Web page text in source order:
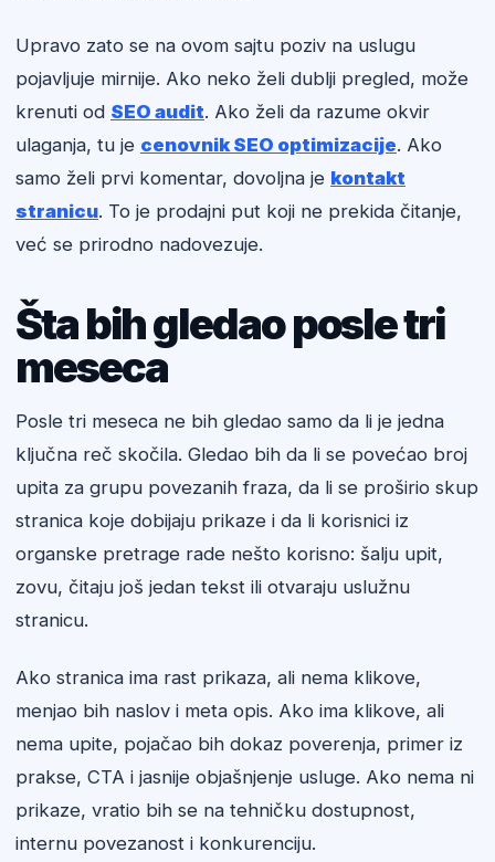
Upravo zato se na ovom sajtu poziv na uslugu
pojavljuje mirnije. Ako neko želi dublji pregled, može
krenuti od SEO audit. Ako želi da razume okvir
ulaganja, tu je cenovnik SEO optimizacije. Ako
samo želi prvi komentar, dovoljna je kontakt
stranicu. To je prodajni put koji ne prekida čitanje,
već se prirodno nadovezuje.
Šta bih gledao posle tri
meseca
Posle tri meseca ne bih gledao samo da li je jedna
ključna reč skočila. Gledao bih da li se povećao broj
upita za grupu povezanih fraza, da li se proširio skup
stranica koje dobijaju prikaze i da li korisnici iz
organske pretrage rade nešto korisno: šalju upit,
zovu, čitaju još jedan tekst ili otvaraju uslužnu
stranicu.
Ako stranica ima rast prikaza, ali nema klikove,
menjao bih naslov i meta opis. Ako ima klikove, ali
nema upite, pojačao bih dokaz poverenja, primer iz
prakse, CTA i jasnije objašnjenje usluge. Ako nema ni
prikaze, vratio bih se na tehničku dostupnost,
internu povezanost i konkurenciju.